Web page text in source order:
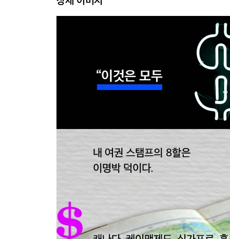
4장 저수지는 있다
비자금의 항구 토론토로
토론토의 첫날밤 | 이상해서 왔습니다 | 사기사
변호사 | 주범과 거래한 외환은행 토론토 지점 | 주
꽃이 져도 나는 이명박을 잊은 적이 없다
한 번 더 터트려보련다, 뉴클리어 밤